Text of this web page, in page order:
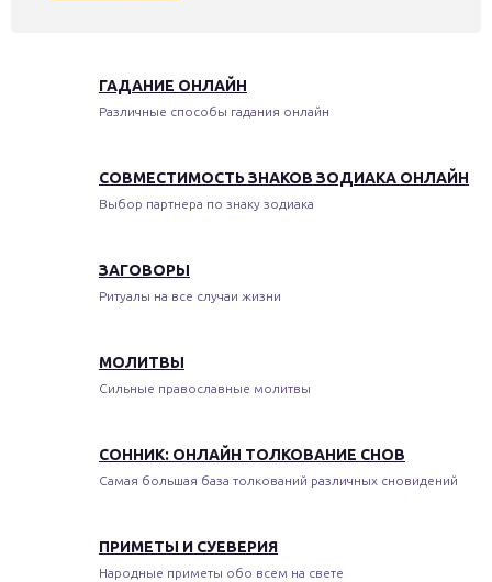
ГАДАНИЕ ОНЛАЙН
Различные способы гадания онлайн
СОВМЕСТИМОСТЬ ЗНАКОВ ЗОДИАКА ОНЛАЙН
Выбор партнера по знаку зодиака
ЗАГОВОРЫ
Ритуалы на все случаи жизни
МОЛИТВЫ
Сильные православные молитвы
СОННИК: ОНЛАЙН ТОЛКОВАНИЕ СНОВ
Самая большая база толкований различных сновидений
ПРИМЕТЫ И СУЕВЕРИЯ
Народные приметы обо всем на свете